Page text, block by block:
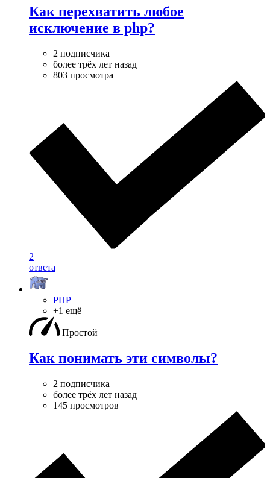
Как перехватить любое
исключение в php?
2 подписчика
более трёх лет назад
803 просмотра
2
ответа
PHP
+1 ещё
Простой
Как понимать эти символы?
2 подписчика
более трёх лет назад
145 просмотров